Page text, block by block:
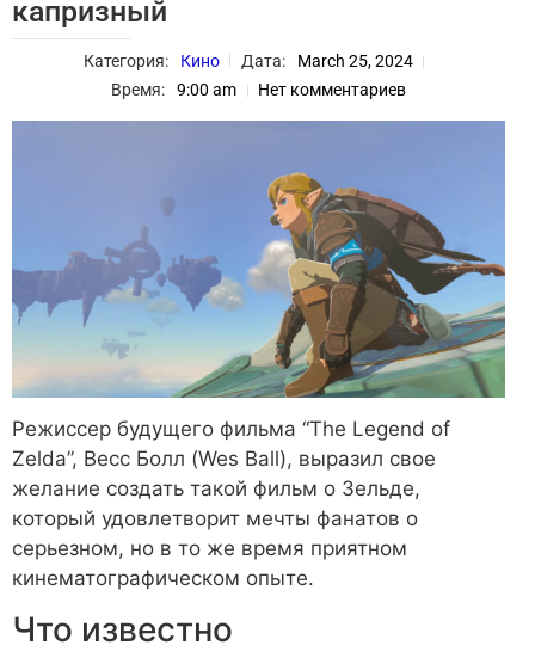
капризный
Категория: Кино Дата:
March 25, 2024
Время:
9:00 am Нет комментариев
Режиссер будущего фильма “The Legend of
Zelda”, Весс Болл (Wes Ball), выразил свое
желание создать такой фильм о Зельде,
который удовлетворит мечты фанатов о
серьезном, но в то же время приятном
кинематографическом опыте.
Что известно